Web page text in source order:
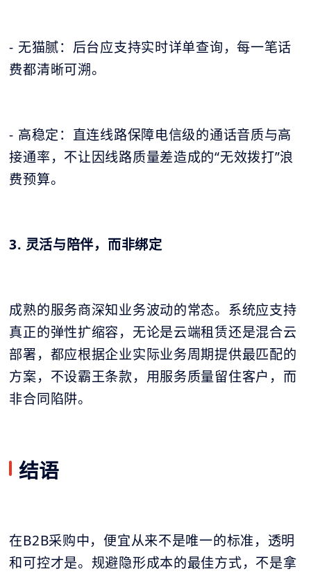
- 无猫腻：后台应支持实时详单查询，每一笔话
费都清晰可溯。
- 高稳定：直连线路保障电信级的通话音质与高
接通率，不让因线路质量差造成的“无效拨打”浪
费预算。
3. 灵活与陪伴，而非绑定
成熟的服务商深知业务波动的常态。系统应支持
真正的弹性扩缩容，无论是云端租赁还是混合云
部署，都应根据企业实际业务周期提供最匹配的
方案，不设霸王条款，用服务质量留住客户，而
非合同陷阱。
结语
在B2B采购中，便宜从来不是唯一的标准，透明
和可控才是。规避隐形成本的最佳方式，不是拿